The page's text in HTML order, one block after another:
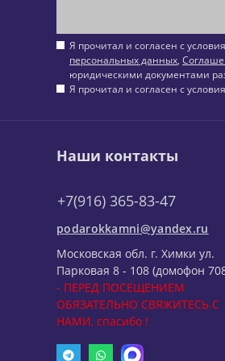
Я прочитал и согласен с
персональных данных,
юридическими документами
Я прочитал и согласен с
Наши контакты
+7(916) 365-83-47
podarokkamni@yandex.ru
Московская обл. г. Химки ул.
Парковая 8 - 108 (домофон
- ПЕРЕД ПОСЕЩЕНИЕМ
ОБЯЗАТЕЛЬНО СВЯЖИТЕСЬ С
НАМИ, спасибо !